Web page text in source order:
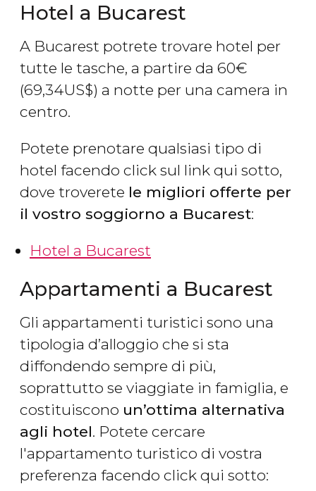
Hotel a Bucarest
A Bucarest potrete trovare hotel per
tutte le tasche, a partire da 60€
(69,34US$) a notte per una camera in
centro.
Potete prenotare qualsiasi tipo di
hotel facendo click sul link qui sotto,
dove troverete le migliori offerte per
il vostro soggiorno a Bucarest:
Hotel a Bucarest
Appartamenti a Bucarest
Gli appartamenti turistici sono una
tipologia d’alloggio che si sta
diffondendo sempre di più,
soprattutto se viaggiate in famiglia, e
costituiscono un’ottima alternativa
agli hotel. Potete cercare
l'appartamento turistico di vostra
preferenza facendo click qui sotto: